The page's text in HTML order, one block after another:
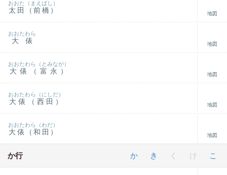
太田（前橋）
おおた（まえばし）
地図
大俵
おおたわら
地図
大俵（富永）
おおたわら（とみなが）
地図
大俵（西田）
おおたわら（にしだ）
地図
大俵（和田）
おおたわら（わだ）
地図
か行 か き く け こ